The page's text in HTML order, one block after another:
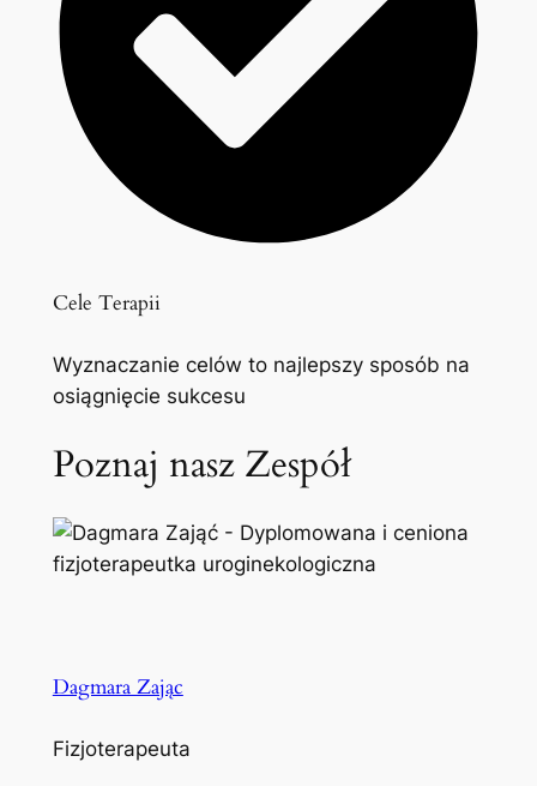
Cele Terapii
Wyznaczanie celów to najlepszy sposób na
osiągnięcie sukcesu
Poznaj nasz Zespół
Dagmara Zając
Fizjoterapeuta